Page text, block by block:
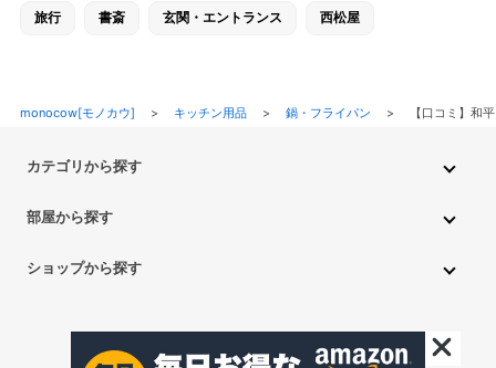
旅行 書斎 玄関・エントランス 西松屋
monocow[モノカウ] > キッチン用品> 鍋・フライパン > 【口コミ】和
カテゴリから探す
ペット用品 ベビー・キッズ
部屋から探す
トイレ・洗面所 バスルーム 押入れ・クローゼット
ショップから探す